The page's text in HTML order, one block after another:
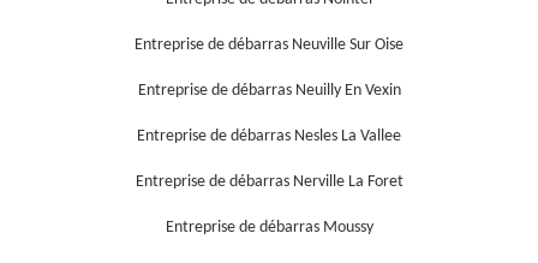
Entreprise de débarras Neuville Sur Oise
Entreprise de débarras Neuilly En Vexin
Entreprise de débarras Nesles La Vallee
Entreprise de débarras Nerville La Foret
Entreprise de débarras Moussy